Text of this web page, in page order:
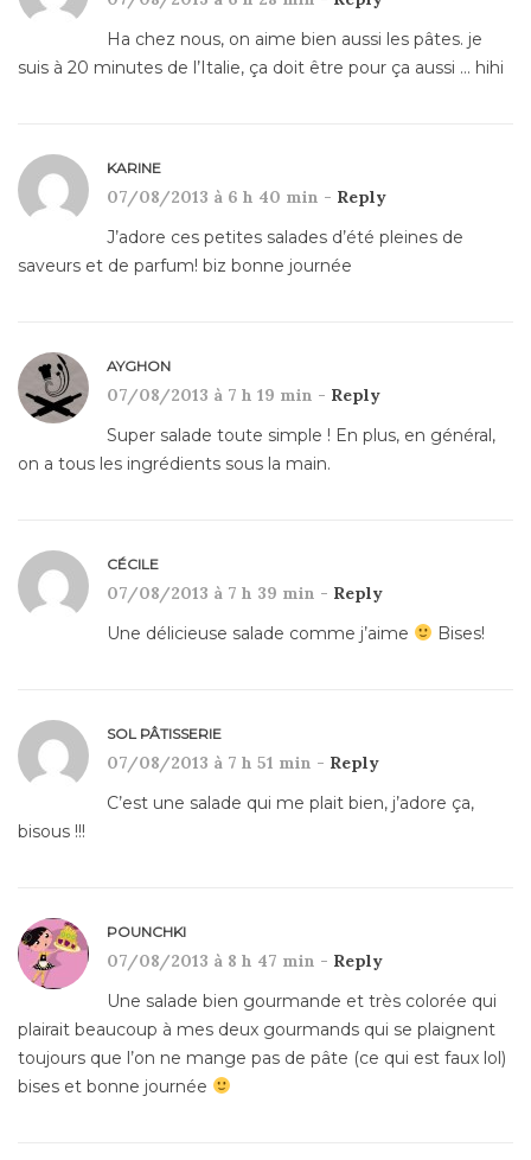
Ha chez nous, on aime bien aussi les pâtes. je
suis à 20 minutes de l’Italie, ça doit être pour ça aussi … hihi
KARINE
07/08/2013 à 6 h 40 min - Reply
J’adore ces petites salades d’été pleines de
saveurs et de parfum! biz bonne journée
AYGHON
07/08/2013 à 7 h 19 min - Reply
Super salade toute simple ! En plus, en général,
on a tous les ingrédients sous la main.
CÉCILE
07/08/2013 à 7 h 39 min - Reply
Une délicieuse salade comme j’aime
Bises!
SOL PÂTISSERIE
07/08/2013 à 7 h 51 min - Reply
C’est une salade qui me plait bien, j’adore ça,
bisous !!!
POUNCHKI
07/08/2013 à 8 h 47 min - Reply
Une salade bien gourmande et très colorée qui
plairait beaucoup à mes deux gourmands qui se plaignent
toujours que l’on ne mange pas de pâte (ce qui est faux lol)
bises et bonne journée